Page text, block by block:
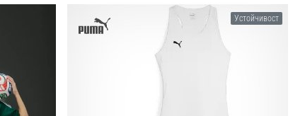
128 Устойчивост